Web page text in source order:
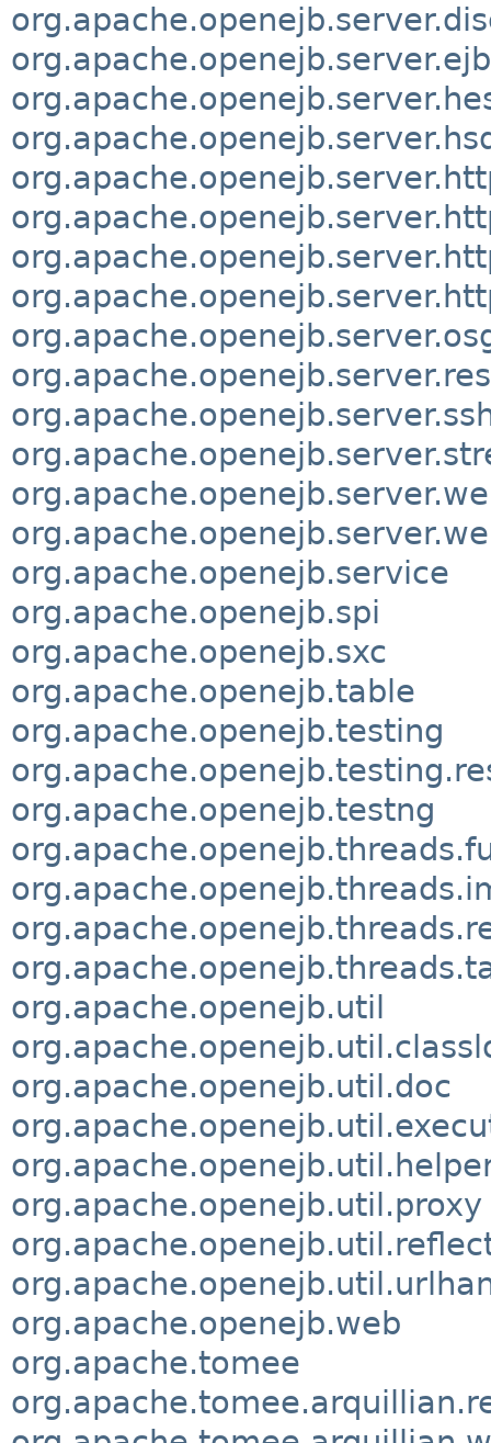
org.apache.openejb.service
org.apache.openejb.spi
org.apache.openejb.sxc
org.apache.openejb.table
org.apache.openejb.testing
org.apache.openejb.testng
org.apache.openejb.util
org.apache.openejb.util.doc
org.apache.openejb.util.proxy
org.apache.openejb.web
org.apache.tomee